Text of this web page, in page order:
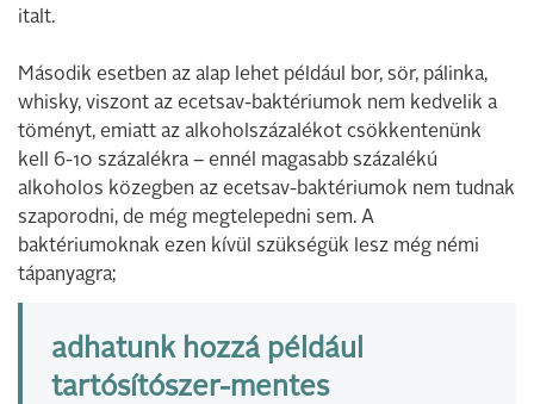
italt.
Második esetben az alap lehet például bor, sör, pálinka,
whisky, viszont az ecetsav-baktériumok nem kedvelik a
töményt, emiatt az alkoholszázalékot csökkentenünk
kell 6-10 százalékra – ennél magasabb százalékú
alkoholos közegben az ecetsav-baktériumok nem tudnak
szaporodni, de még megtelepedni sem. A
baktériumoknak ezen kívül szükségük lesz még némi
tápanyagra;
adhatunk hozzá például
tartósítószer-mentes